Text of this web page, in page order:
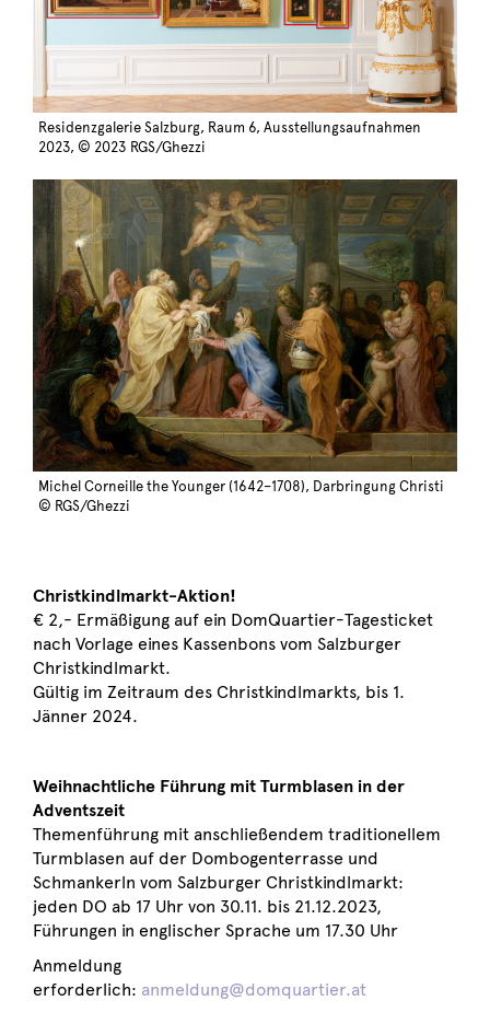
Residenzgalerie Salzburg, Raum 6, Ausstellungsaufnahmen
2023, © 2023 RGS/Ghezzi
Michel Corneille the Younger (1642–1708), Darbringung Christi
© RGS/Ghezzi
Christkindlmarkt-Aktion!
€ 2,- Ermäßigung auf ein DomQuartier-Tagesticket
nach Vorlage eines Kassenbons vom Salzburger
Christkindlmarkt.
Gültig im Zeitraum des Christkindlmarkts, bis 1.
Jänner 2024.
Weihnachtliche Führung mit Turmblasen in der
Adventszeit
Themenführung mit anschließendem traditionellem
Turmblasen auf der Dombogenterrasse und
Schmankerln vom Salzburger Christkindlmarkt:
jeden DO ab 17 Uhr von 30.11. bis 21.12.2023,
Führungen in englischer Sprache um 17.30 Uhr
Anmeldung
erforderlich: anmeldung@domquartier.at